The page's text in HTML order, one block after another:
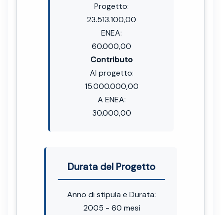
Progetto:
23.513.100,00
ENEA:
60.000,00
Contributo
Al progetto:
15.000.000,00
A ENEA:
30.000,00
Durata del Progetto
Anno di stipula e Durata:
2005 - 60 mesi